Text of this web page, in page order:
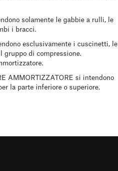
solamente le gabbie a rulli, le
i bracci.
esclusivamente i cuscinetti, le
gruppo di compressione.
AMMORTIZZATORE si intendono
la parte inferiore o superiore.